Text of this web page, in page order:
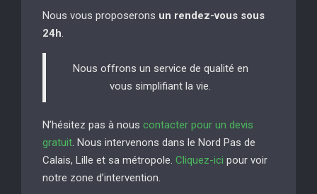
Nous vous proposerons un rendez-vous sous
24h.
Nous offrons un service de qualité en
vous simplifiant la vie.
N’hésitez pas à nous contacter pour un devis
gratuit. Nous intervenons dans le Nord Pas de
Calais, Lille et sa métropole. Cliquez-ici pour voir
notre zone d’intervention.